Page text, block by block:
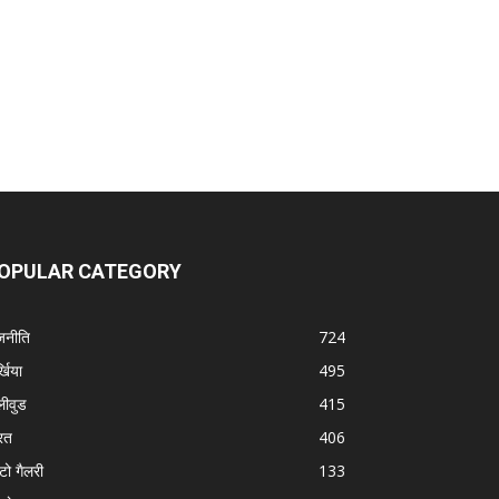
CATEGORY
724
495
415
406
गैलरी
133